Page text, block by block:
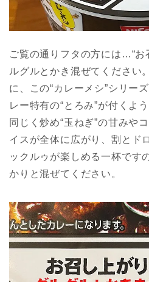
ご覧の通りフタの方には…“お
ルグルとかき混ぜてください
に、この“カレーメシ”シリー
レー特有の“とろみ”が付くよ
同じく炒め“玉ねぎ”の甘みや
イスが全体に広がり、割とド
ックルゥが楽しめる一杯です
かりと混ぜてください。